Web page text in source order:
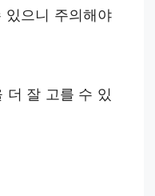
있으니 주의해야
더 잘 고를 수 있